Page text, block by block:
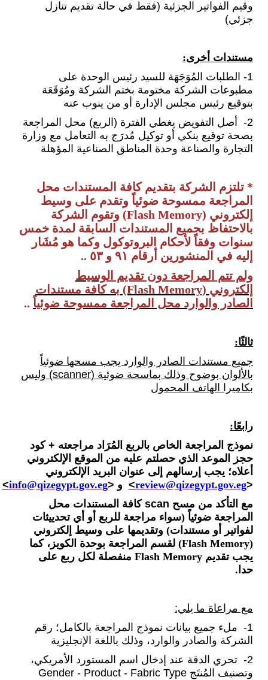
وقيم الفواتير الجزئية (فقط في حالة تقديم تنازل
جزئي)
مستندات أخرى:
1- الطلبات المُوَجَهَة للسيد رئيس الوحدة على
مطبوعات الشركة مختومة بختم الشركة ومُوَقَعَة
بتوقيع رئيس مجلس الإدارة أو من ينوب عنه
2- أصل التفويض يغطي الفترة (الربع) محل المراجعة
بصحة توقيع بنكي أو توكيل مُدرَج به التعامل مع وزارة
التجارة والصناعة وحدة المناطق الصناعية المؤهلة
* تلتزم الشركة بتقديم كافة المستندات محل
المراجعة ممسوحة ضوئياً وتقدم على وسيط
إلكتروني (Flash Memory) وتقوم الشركة
بالاحتفاظ بجميع المستندات السابقة لمدة خمس
سنوات وفقاً لأحكام البروتوكول وكما هو مُشَار
إليه في المنشورين أرقام ٩١ و ٥٣ ..
ولم تتم المراجعة دون تقديم الوسيط
إلكتروني (Flash Memory) به كافة مستندات
الصادر والوارد محل المراجعة ممسوحة ضوئياً ..
ثالثًا:
جميع مستندات الصادر والوارد يجب مسحها ضوئياً
بالألوان بوضوح وذلك بماسحة ضوئية (scanner) وليس
بكاميرا الهاتف المحمول
رابعًا:
نموذج المراجعة الخاص بالربع المُرَاد مراجعته + كود
حجز الموعد الذي حصلتم عليه من الموقع الإلكتروني
أعلاه؛ يجب إرسالهم إلى عنوان البريد الإلكتروني
<
review@qizegypt.gov.eg
> و <
info@qizegypt.gov.eg
>
مع التأكد من مسح scan
كافة المستندات محل
المراجعة ضوئياً (سواء مراجعة للربع أو أي تحدييثات
لفواتير أو مستندات) وتقديمها على وسيط إلكتروني
(Flash Memory) لقسم المراجعة بوحدة الكويز، كما
يجب تقديم
Flash Memory منفصلة لكل ربع على
حدا.
مع مراعاة ما يلي:
1- ملء جميع بيانات نموذج المراجعة بالكامل؛ رقم
الشركة والصادر والوارد، وذلك باللغة الإنجليزية
2- تحري الدقة عند إدخال اسم المستورد الأمريكي،
وتصنيف المُنتَج Gender - Product - Fabric Type